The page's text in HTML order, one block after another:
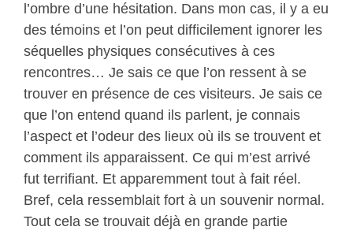
l’ombre d’une hésitation. Dans mon cas, il y a eu
des témoins et l’on peut difficilement ignorer les
séquelles physiques consécutives à ces
rencontres… Je sais ce que l’on ressent à se
trouver en présence de ces visiteurs. Je sais ce
que l’on entend quand ils parlent, je connais
l’aspect et l’odeur des lieux où ils se trouvent et
comment ils apparaissent. Ce qui m’est arrivé
fut terrifiant. Et apparemment tout à fait réel.
Bref, cela ressemblait fort à un souvenir normal.
Tout cela se trouvait déjà en grande partie